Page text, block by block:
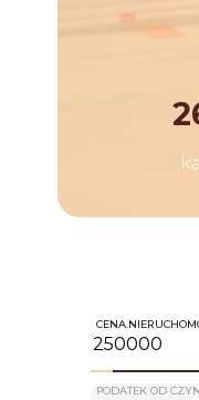
PODATEK OD